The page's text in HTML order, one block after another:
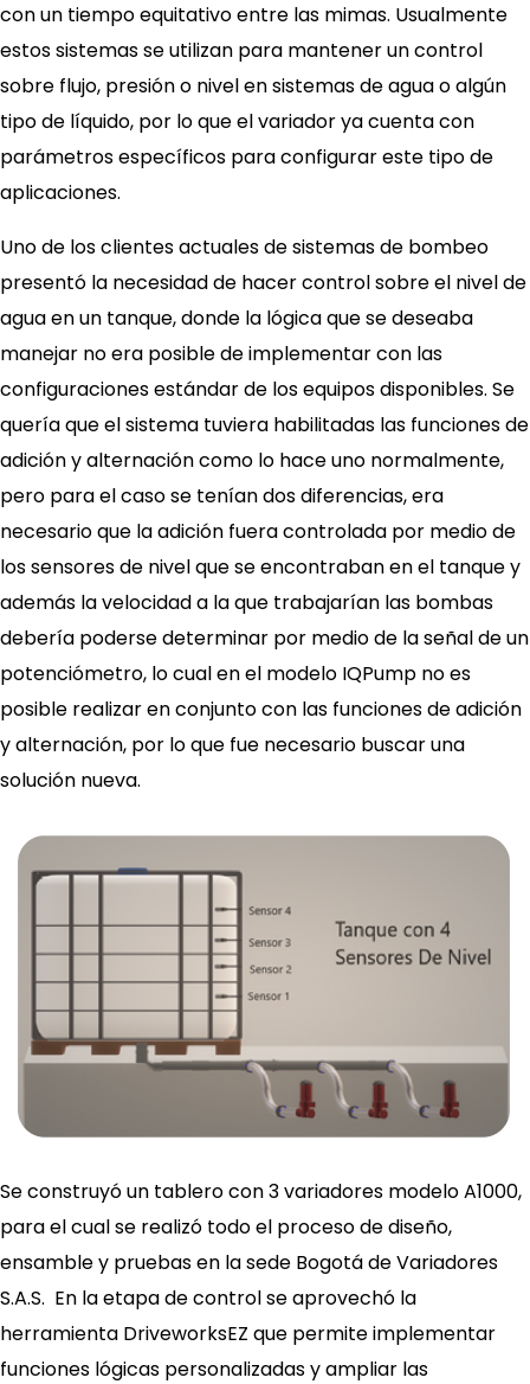
con un tiempo equitativo entre las mimas. Usualmente
estos sistemas se utilizan para mantener un control
sobre flujo, presión o nivel en sistemas de agua o algún
tipo de líquido, por lo que el variador ya cuenta con
parámetros específicos para configurar este tipo de
aplicaciones.
Uno de los clientes actuales de sistemas de bombeo
presentó la necesidad de hacer control sobre el nivel de
agua en un tanque, donde la lógica que se deseaba
manejar no era posible de implementar con las
configuraciones estándar de los equipos disponibles. Se
quería que el sistema tuviera habilitadas las funciones de
adición y alternación como lo hace uno normalmente,
pero para el caso se tenían dos diferencias, era
necesario que la adición fuera controlada por medio de
los sensores de nivel que se encontraban en el tanque y
además la velocidad a la que trabajarían las bombas
debería poderse determinar por medio de la señal de un
potenciómetro, lo cual en el modelo IQPump no es
posible realizar en conjunto con las funciones de adición
y alternación, por lo que fue necesario buscar una
solución nueva.
Se construyó un tablero con 3 variadores modelo A1000,
para el cual se realizó todo el proceso de diseño,
ensamble y pruebas en la sede Bogotá de Variadores
S.A.S. En la etapa de control se aprovechó la
herramienta DriveworksEZ que permite implementar
funciones lógicas personalizadas y ampliar las